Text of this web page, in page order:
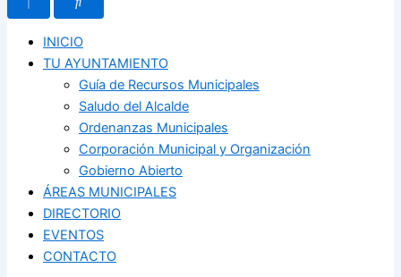
INICIO
TU AYUNTAMIENTO
Guía de Recursos Municipales
Saludo del Alcalde
Ordenanzas Municipales
Corporación Municipal y Organización
Gobierno Abierto
ÁREAS MUNICIPALES
DIRECTORIO
EVENTOS
CONTACTO